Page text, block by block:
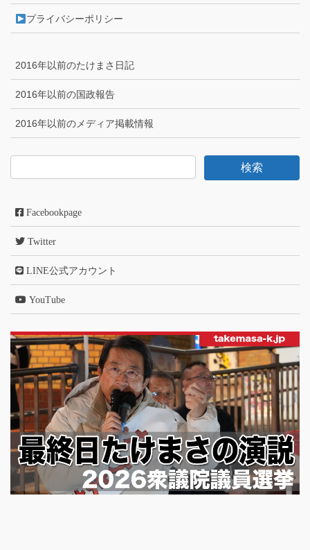
プライバシーポリシー
2016年以前のたけまさ日記
2016年以前の国政報告
2016年以前のメディア掲載情報
Facebookpage
Twitter
LINE公式アカウント
YouTube